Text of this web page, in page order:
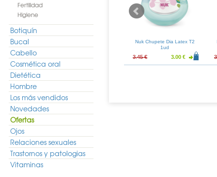
Fertilidad
Higiene
Botiquín
Bucal
Cabello
Cosmética oral
Dietética
Hombre
Los más vendidos
Novedades
Ofertas
Ojos
Relaciones sexuales
Trastornos y patologias
Vitaminas
Baby Rose
2uds
5.31 €
Latex T2 2uds
5.48 € 4.77 €
Nuk Chupete Dia Latex T2
1ud
3.45 € 3.00 €